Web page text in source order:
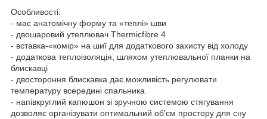
Особливості:
- має анатомічну форму та «теплі» шви
- двошаровий утеплювач Thermicfibre 4
- вставка-«комір» на шиї для додаткового захисту від холоду
- додаткова теплоізоляція, шляхом утеплювальної планки на
блискавці
- двостороння блискавка дає можливість регулювати
температуру всередині спальника
- напівкруглий капюшон зі зручною системою стягування
дозволяє організувати оптимальний об’єм простору для сну